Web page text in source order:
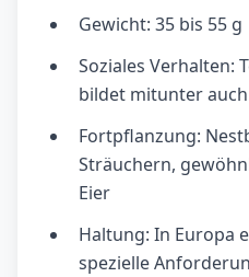
Gewicht: 35 bis 55 g
Soziales Verhalten:
bildet mitunter
Fortpflanzung:
Sträuchern,
Eier
Haltung: In Europa
spezielle